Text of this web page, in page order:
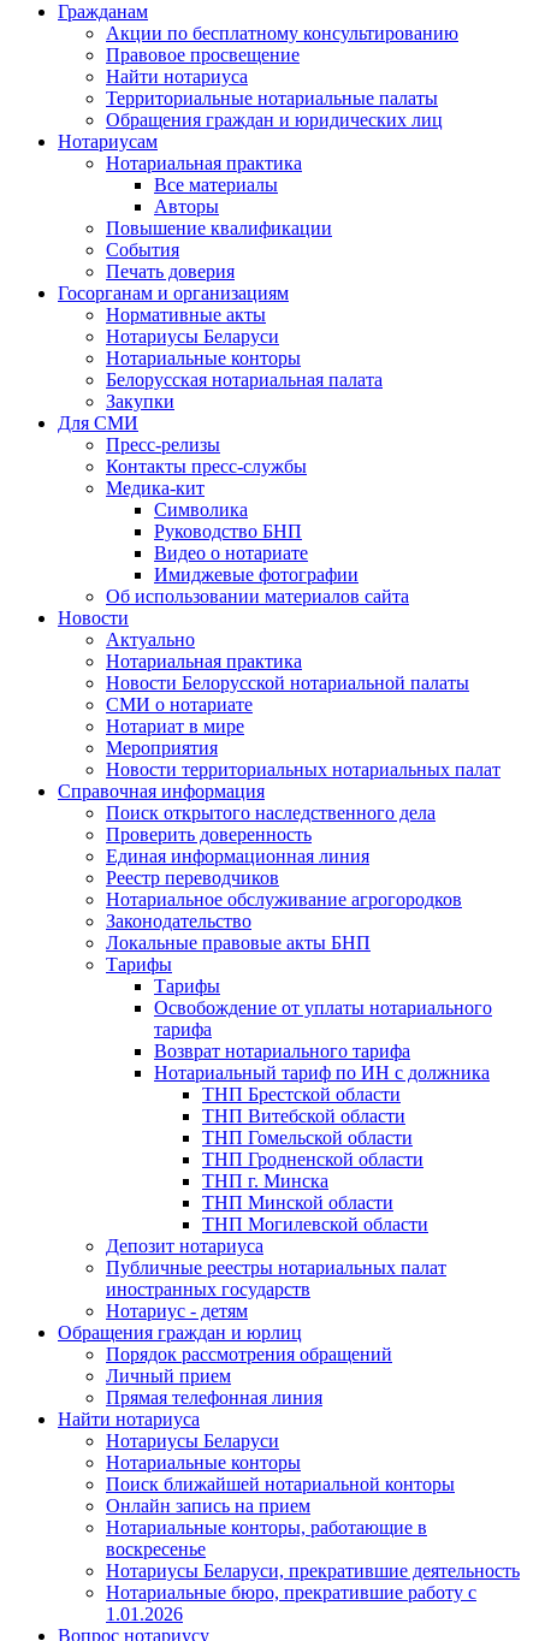
Гражданам
Акции по бесплатному консультированию
Правовое просвещение
Найти нотариуса
Территориальные нотариальные палаты
Обращения граждан и юридических лиц
Нотариусам
Нотариальная практика
Все материалы
Авторы
Повышение квалификации
События
Печать доверия
Госорганам и организациям
Нормативные акты
Нотариусы Беларуси
Нотариальные конторы
Белорусская нотариальная палата
Закупки
Для СМИ
Пресс-релизы
Контакты пресс-службы
Медика-кит
Символика
Руководство БНП
Видео о нотариате
Имиджевые фотографии
Об использовании материалов сайта
Новости
Актуально
Нотариальная практика
Новости Белорусской нотариальной палаты
СМИ о нотариате
Нотариат в мире
Мероприятия
Новости территориальных нотариальных палат
Справочная информация
Поиск открытого наследственного дела
Проверить доверенность
Единая информационная линия
Реестр переводчиков
Нотариальное обслуживание агрогородков
Законодательство
Локальные правовые акты БНП
Тарифы
Тарифы
Освобождение от уплаты нотариального
тарифа
Возврат нотариального тарифа
Нотариальный тариф по ИН с должника
ТНП Брестской области
ТНП Витебской области
ТНП Гомельской области
ТНП Гродненской области
ТНП г. Минска
ТНП Минской области
ТНП Могилевской области
Депозит нотариуса
Публичные реестры нотариальных палат
иностранных государств
Нотариус - детям
Обращения граждан и юрлиц
Порядок рассмотрения обращений
Личный прием
Прямая телефонная линия
Найти нотариуса
Нотариусы Беларуси
Нотариальные конторы
Поиск ближайшей нотариальной конторы
Онлайн запись на прием
Нотариальные конторы, работающие в
воскресенье
Нотариусы Беларуси, прекратившие деятельность
Нотариальные бюро, прекратившие работу с
1.01.2026
Вопрос нотариусу